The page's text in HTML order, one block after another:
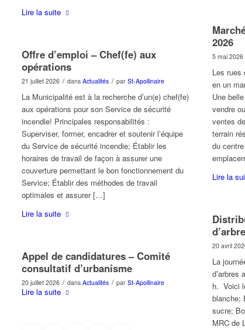
Lire la suite
Offre d’emploi – Chef(fe) aux
opérations
21 juillet 2026 / dans Actualités / par St-Apollinaire
La Municipalité est à la recherche d’un(e) chef(fe)
aux opérations pour son Service de sécurité
incendie! Principales responsabilités :
Superviser, former, encadrer et soutenir l’équipe
du Service de sécurité incendie; Établir les
horaires de travail de façon à assurer une
couverture permettant le bon fonctionnement du
Service; Établir des méthodes de travail
optimales et assurer […]
Lire la suite
Appel de candidatures – Comité
consultatif d’urbanisme
20 juillet 2026 / dans Actualités / par St-Apollinaire
Lire la suite
2026
5 mai 2026
Les rues
en un
Une
vendre
ventes
terrain
du
Lire la
20 avril
La
d’arbres
h. Voici
blanche;
sucre;
MRC de